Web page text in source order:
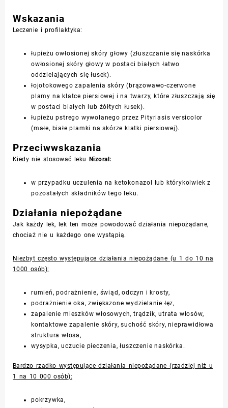
Wskazania
Leczenie i profilaktyka:
łupieżu owłosionej skóry głowy (złuszczanie się naskórka
owłosionej skóry głowy w postaci białych łatwo
oddzielających się łusek).
łojotokowego zapalenia skóry (brązowawo-czerwone
plamy na klatce piersiowej i na twarzy, które złuszczają się
w postaci białych lub żółtych łusek).
łupieżu pstrego wywołanego przez Pityriasis versicolor
(małe, białe plamki na skórze klatki piersiowej).
Przeciwwskazania
Kiedy nie stosować leku Nizoral:
w przypadku uczulenia na ketokonazol lub którykolwiek z
pozostałych składników tego leku.
Działania niepożądane
Jak każdy lek, lek ten może powodować działania niepożądane,
chociaż nie u każdego one wystąpią.
Niezbyt często występujące działania niepożądane (u 1 do 10 na
1000 osób):
rumień, podrażnienie, świąd, odczyn i krosty,
podrażnienie oka, zwiększone wydzielanie łęz,
zapalenie mieszków włosowych, trądzik, utrata włosów,
kontaktowe zapalenie skóry, suchość skóry, nieprawidłowa
struktura włosa,
wysypka, uczucie pieczenia, łuszczenie naskórka.
Bardzo rzadko występujące działania niepożądane (rzadziej niż u
1 na 10 000 osób):
pokrzywka,